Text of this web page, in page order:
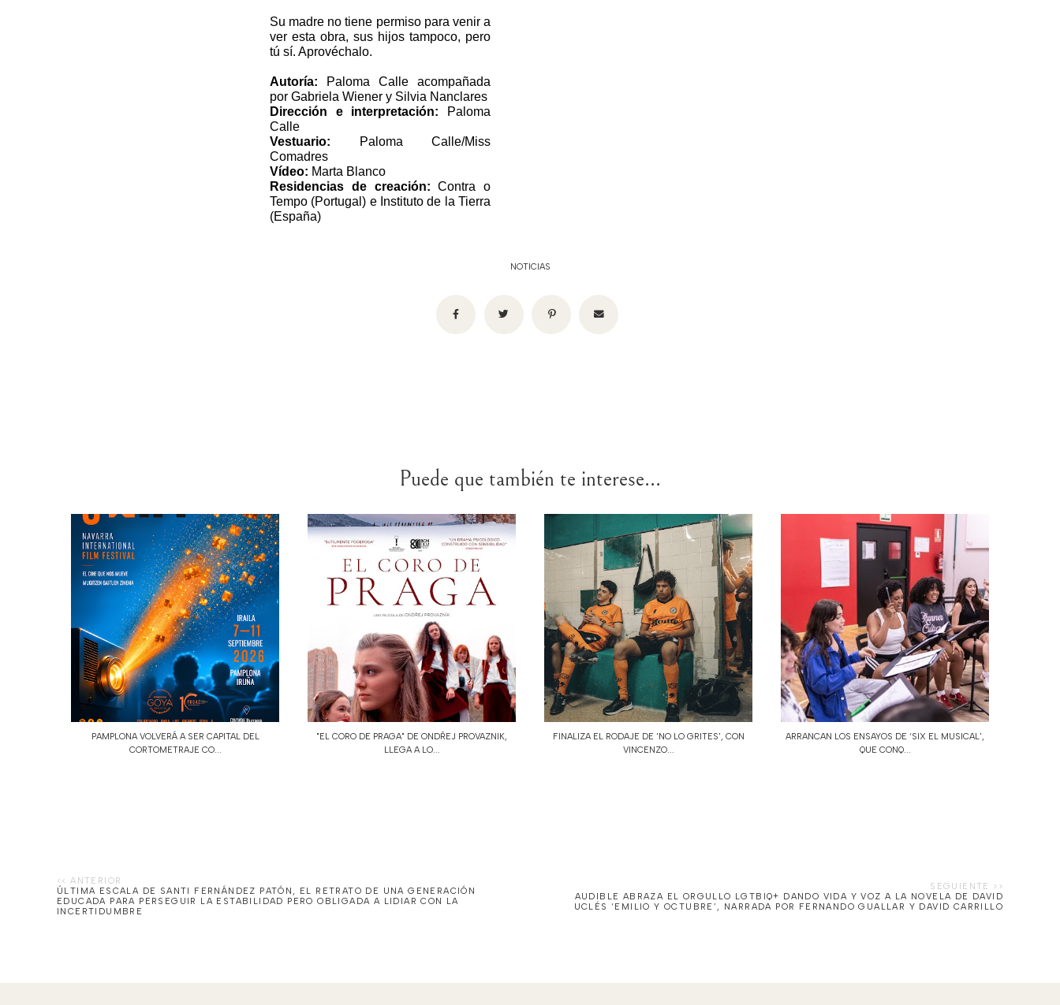
Su madre no tiene permiso para venir a
ver esta obra, sus hijos tampoco, pero
tú sí. Aprovéchalo.
Autoría: Paloma Calle acompañada
por Gabriela Wiener y Silvia Nanclares
Dirección e interpretación: Paloma
Calle
Vestuario: Paloma Calle/Miss
Comadres
Vídeo: Marta Blanco
Residencias de creación: Contra o
Tempo (Portugal) e Instituto de la Tierra
(España)
NOTICIAS
Puede que también te interese...
PAMPLONA VOLVERÁ A SER CAPITAL DEL
CORTOMETRAJE CO...
"EL CORO DE PRAGA" DE ONDŘEJ PROVAZNIK,
LLEGA A LO...
FINALIZA EL RODAJE DE 'NO LO GRITES', CON
VINCENZO...
ARRANCAN LOS ENSAYOS DE ‘SIX EL MUSICAL',
QUE CONQ...
ÚLTIMA ESCALA DE SANTI FERNÁNDEZ PATÓN, EL RETRATO DE UNA GENERACIÓN
EDUCADA PARA PERSEGUIR LA ESTABILIDAD PERO OBLIGADA A LIDIAR CON LA
INCERTIDUMBRE
AUDIBLE ABRAZA EL ORGULLO LGTBIQ+ DANDO VIDA Y VOZ A LA NOVELA DE DAVID
UCLÉS ‘EMILIO Y OCTUBRE’, NARRADA POR FERNANDO GUALLAR Y DAVID CARRILLO